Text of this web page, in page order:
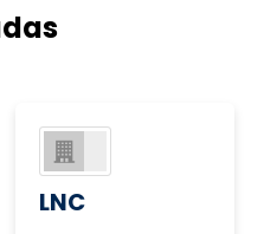
visão, cuidados
de vida inteira e
de vendas,
corporativas afiliadas.
e está sediada em
LNC